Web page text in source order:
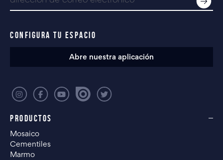
PRODUCTOS
Mosaico
Cementiles
Marmo
CONFIGURA TU ESPACIO
Abre nuestra aplicación